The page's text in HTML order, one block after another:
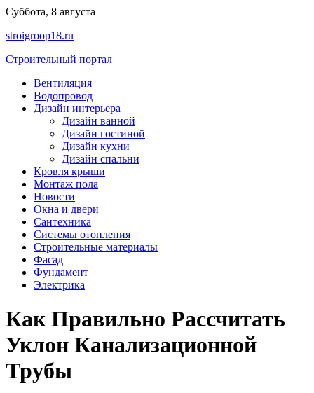
Перейти
содержимому
Суббота, 8 августа
stroigroop18.ru
Строительный портал
Вентиляция
Водопровод
Дизайн интерьера
Дизайн ванной
Дизайн гостиной
Дизайн кухни
Дизайн спальни
Кровля крыши
Монтаж пола
Новости
Окна и двери
Сантехника
Системы отопления
Строительные материалы
Фасад
Фундамент
Электрика
Как Правильно Рассчитать
Уклон Канализационной
Трубы